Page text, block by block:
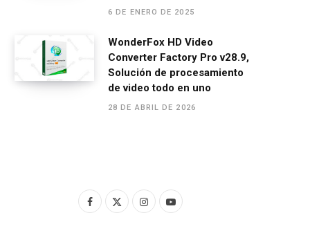
6 DE ENERO DE 2025
WonderFox HD Video
Converter Factory Pro v28.9,
Solución de procesamiento
de video todo en uno
28 DE ABRIL DE 2026
F I Y